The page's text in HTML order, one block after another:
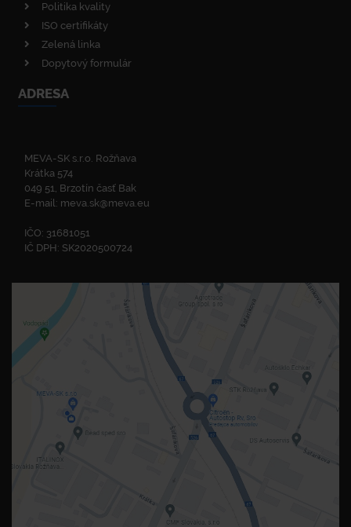
Politika kvality
ISO certifikáty
Zelená linka
Dopytový formulár
ADRESA
MEVA-SK s.r.o. Rožňava
Krátka 574
049 51, Brzotín časť Bak
E-mail: meva.sk@meva.eu
IČO: 31681051
IČ DPH: SK2020500724